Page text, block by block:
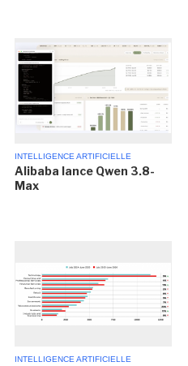
INTELLIGENCE ARTIFICIELLE
Alibaba lance Qwen 3.8-
Max
INTELLIGENCE ARTIFICIELLE